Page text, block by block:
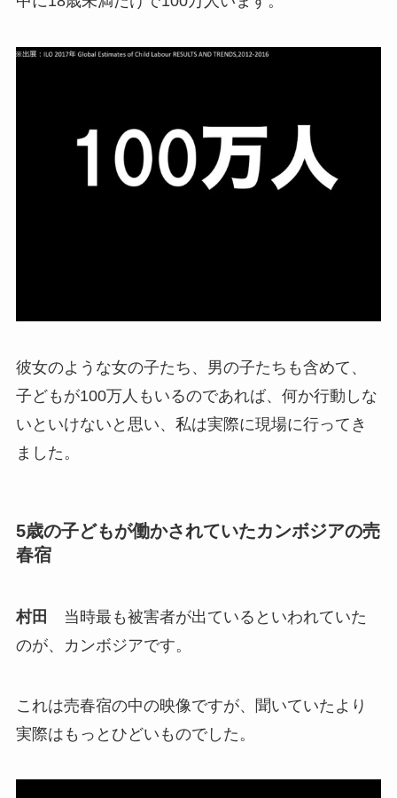
彼女のような女の子たち、男の子たちも含めて、
子どもが100万人もいるのであれば、何か行動しな
いといけないと思い、私は実際に現場に行ってき
ました。
5歳の子どもが働かされていたカンボジアの売
春宿
村田
当時最も被害者が出ているといわれていた
のが、カンボジアです。
これは売春宿の中の映像ですが、聞いていたより
実際はもっとひどいものでした。